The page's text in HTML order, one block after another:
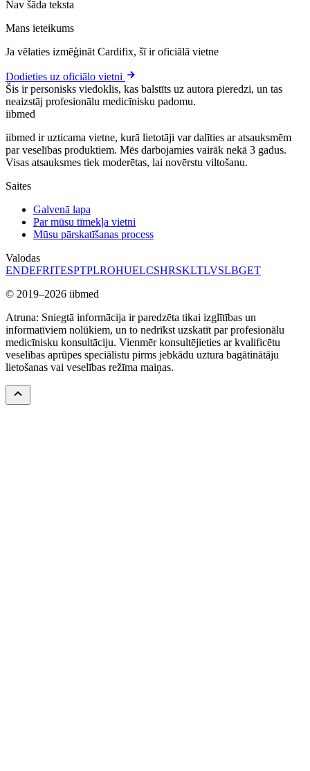
Nav šāda teksta
Mans ieteikums
Ja vēlaties izmēģināt Cardifix, šī ir oficiālā vietne
Dodieties uz oficiālo vietni
Šis ir personisks viedoklis, kas balstīts uz autora pieredzi, un tas
neaizstāj profesionālu medicīnisku padomu.
iibmed
iibmed ir uzticama vietne, kurā lietotāji var dalīties ar atsauksmēm
par veselības produktiem. Mēs darbojamies vairāk nekā 3 gadus.
Visas atsauksmes tiek moderētas, lai novērstu viltošanu.
Saites
Galvenā lapa
Par mūsu tīmekļa vietni
Mūsu pārskatīšanas process
Valodas
ENDEFRITESPTPLROHUELCSHRSKLTLVSLBGET
© 2019–2026 iibmed
Atruna: Sniegtā informācija ir paredzēta tikai izglītības un
informatīviem nolūkiem, un to nedrīkst uzskatīt par profesionālu
medicīnisku konsultāciju. Vienmēr konsultējieties ar kvalificētu
veselības aprūpes speciālistu pirms jebkādu uztura bagātinātāju
lietošanas vai veselības režīma maiņas.